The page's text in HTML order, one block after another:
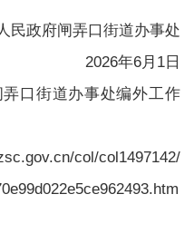
民政府闸弄口街道办事处
2026年6月1日
口街道办事处编外工作
col/col1497142/